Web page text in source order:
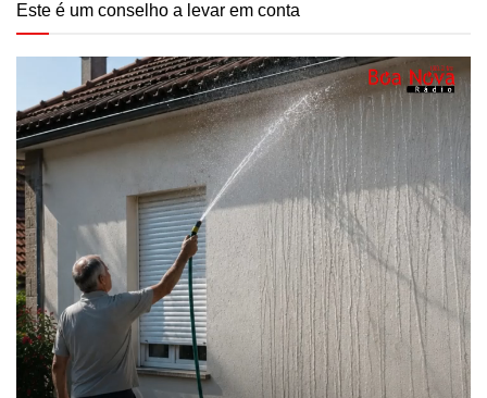
Este é um conselho a levar em conta